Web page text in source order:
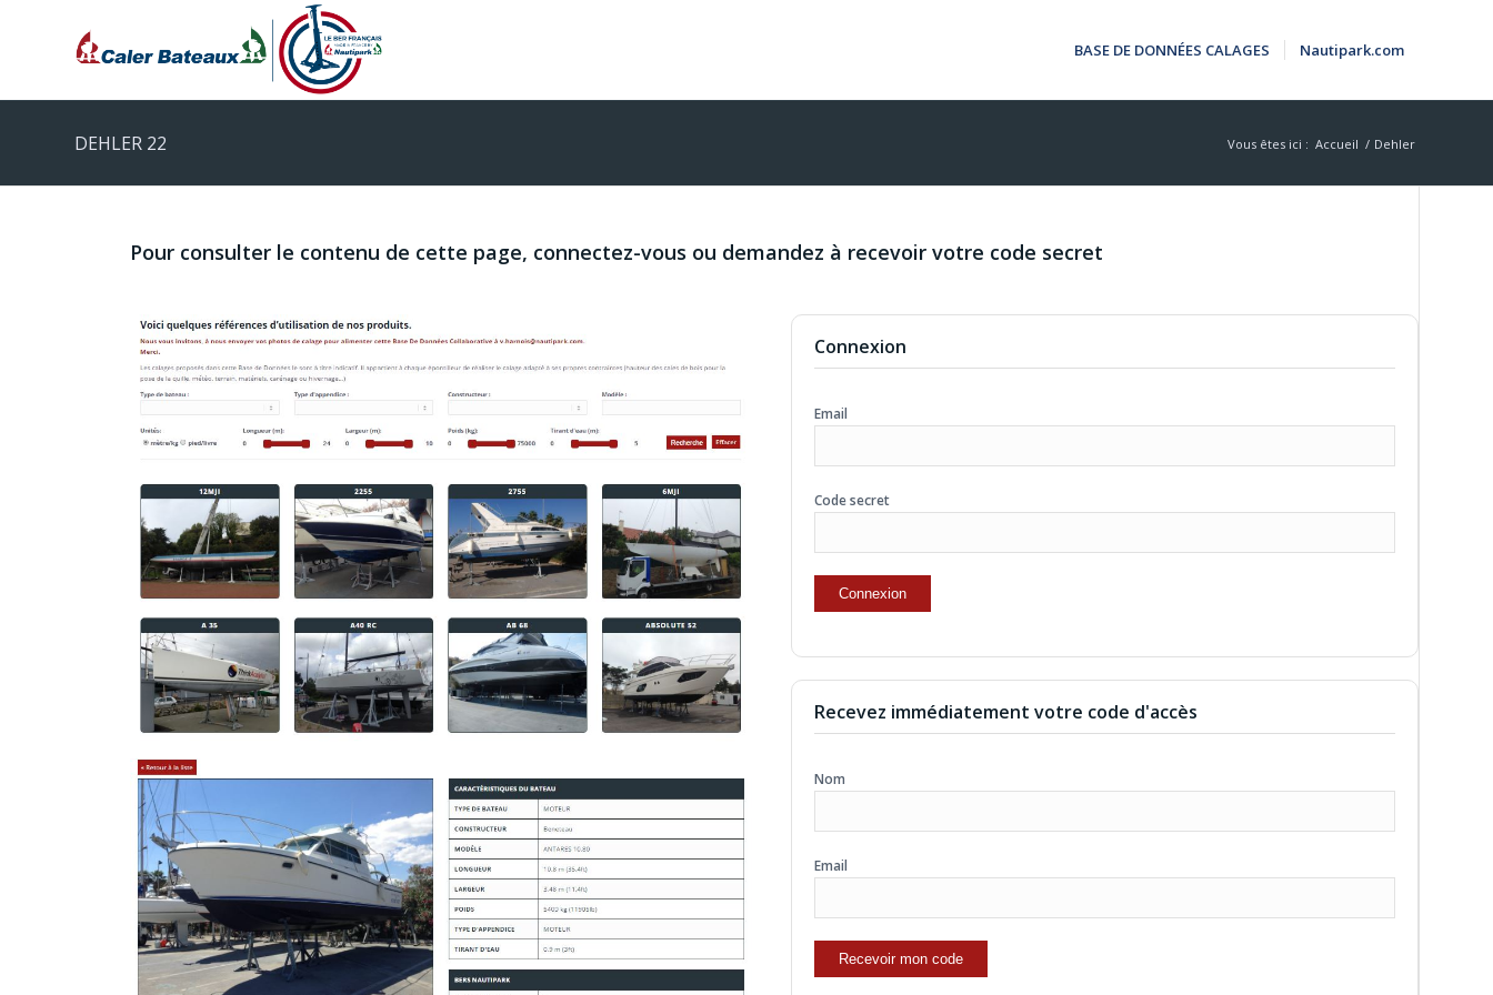
BASE DE DONNÉES CALAGES Nautipark.com
DEHLER 22 Vous êtes ici : Accueil / Dehler
Pour consulter le contenu de cette page, connectez-vous ou demandez à recevoir votre code secret
Connexion
Email
Code secret
Recevez immédiatement votre code d'accès
Nom
Email